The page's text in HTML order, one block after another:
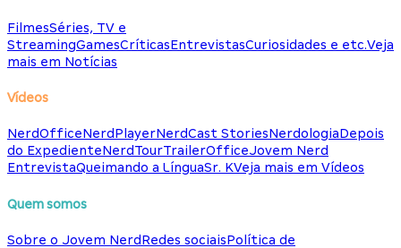
FilmesSéries, TV e
StreamingGamesCríticasEntrevistasCuriosidades e etc.Veja
mais em Notícias
Vídeos
NerdOfficeNerdPlayerNerdCast StoriesNerdologiaDepois
do ExpedienteNerdTourTrailerOfficeJovem Nerd
EntrevistaQueimando a LínguaSr. KVeja mais em Vídeos
Quem somos
Sobre o Jovem NerdRedes sociaisPolítica de